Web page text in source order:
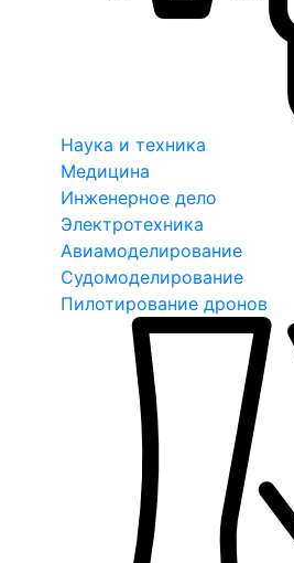
Наука и техника
Медицина
Инженерное дело
Электротехника
Авиамоделирование
Судомоделирование
Пилотирование дронов